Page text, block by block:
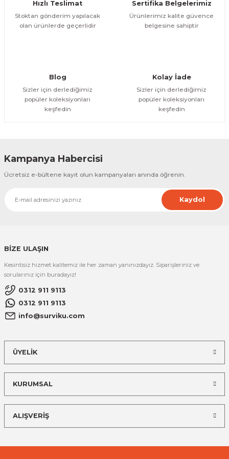
Bu ürüne benzer farklı alternatifler olmalı.
Hızlı Teslimat
Stoktan gönderim yapılacak
olan ürünlerde geçerlidir
Sertifika Belgelerimiz
Ürünlerimiz kalite güvence
belgesine sahiptir
Blog
Sizler için derlediğimiz
popüler koleksiyonları
keşfedin
Kolay İade
Sizler için derlediğimiz
popüler koleksiyonları
keşfedin
Kampanya Habercisi
Ücretsiz e-bültene kayıt olun kampanyaları anında öğrenin.
Kaydol
BİZE ULAŞIN
Kesintisiz hizmet kalitemiz ile her zaman yanınızdayız. Siparişleriniz ve
sorularınız için buradayız!
0312 911 9113
0312 911 9113
info@surviku.com
ÜYELİK
KURUMSAL
ALIŞVERİŞ